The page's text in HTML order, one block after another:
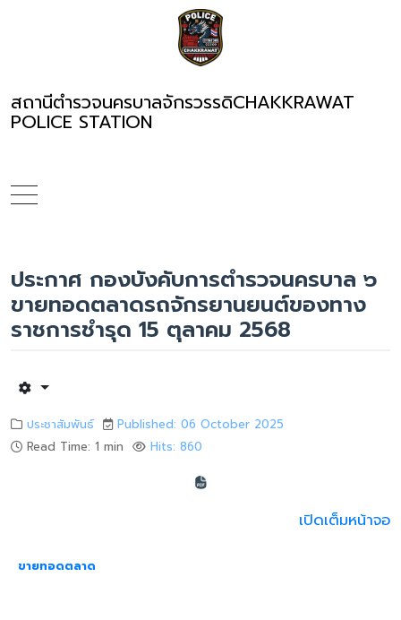
สถานีตำรวจนครบาลจักรวรรดิCHAKKRAWAT
POLICE STATION
ประกาศ กองบังคับการตำรวจนครบาล ๖
ขายทอดตลาดรถจักรยานยนต์ของทาง
ราชการชำรุด 15 ตุลาคม 2568
ประชาสัมพันธ์
Published: 06 October 2025
Read Time: 1 min
Hits: 860
เปิดเต็มหน้าจอ
ขายทอดตลาด